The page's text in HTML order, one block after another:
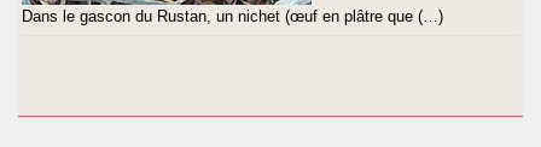
Dans le gascon du Rustan, un nichet (œuf en plâtre que (…)